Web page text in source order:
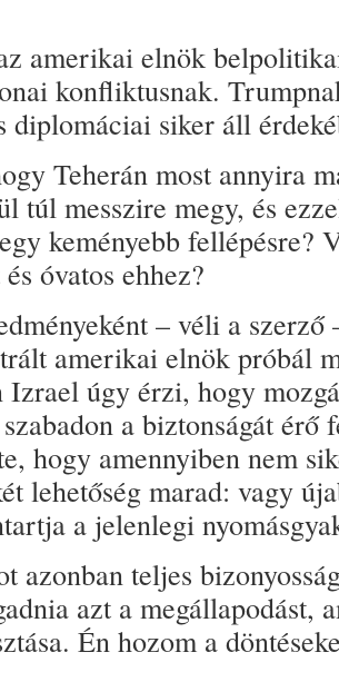
amerikai elnök
konfliktusnak.
diplomáciai siker áll
Teherán most annyira
túl messzire megy, és
keményebb fellépésre?
óvatos ehhez?
– véli a
amerikai elnök próbál
Izrael úgy érzi, hogy
a biztonságát érő
hogy amennyiben nem
lehetőség marad: vagy
a jelenlegi
azonban teljes
azt a megállapodást,
Én hozom a